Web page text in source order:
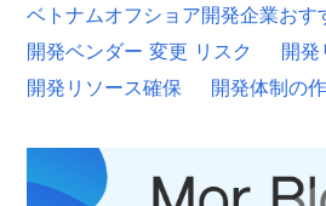
ベトナムオフショア開発企業おす
開発ベンダー 変更 リスク
開発
開発リソース確保
開発体制の